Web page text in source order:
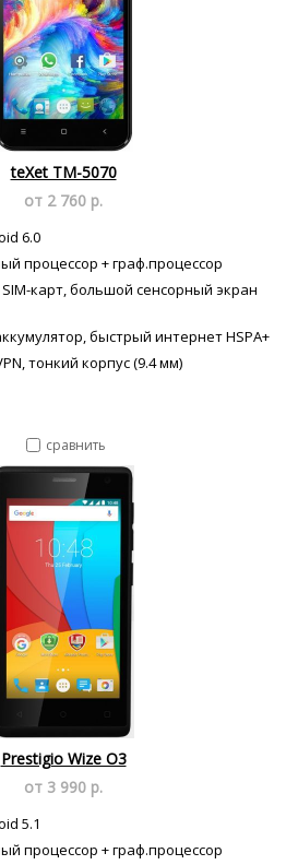
teXet TM-5070
от 2 760 р.
6.0
процессор + граф.процессор
карт, большой сенсорный экран
быстрый интернет HSPA+
тонкий корпус (9.4 мм)
сравнить
Prestigio Wize O3
от 3 990 р.
5.1
процессор + граф.процессор